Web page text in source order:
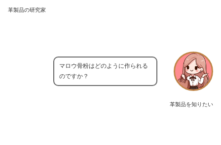
革製品の研究家
革製品を知りたい
マロウ骨粉はどのように作られる
のですか？